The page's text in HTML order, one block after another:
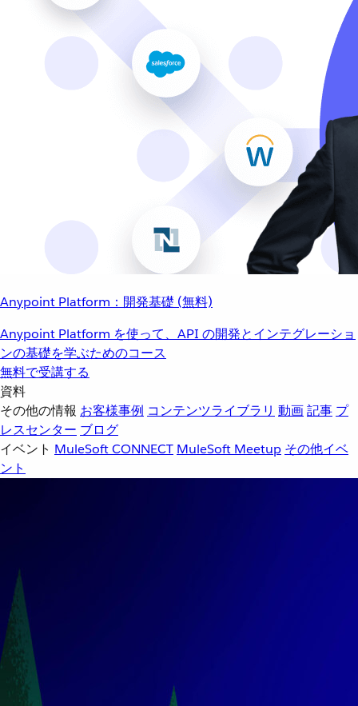
Anypoint Platform：開発基礎 (無料)
Anypoint Platform を使って、API の開発とインテグレーショ
ンの基礎を学ぶためのコース
無料で受講する
資料
その他の情報 お客様事例 コンテンツライブラリ 動画記事 プ
レスセンター ブログ
イベント MuleSoft CONNECT MuleSoft Meetup その他イベ
ント